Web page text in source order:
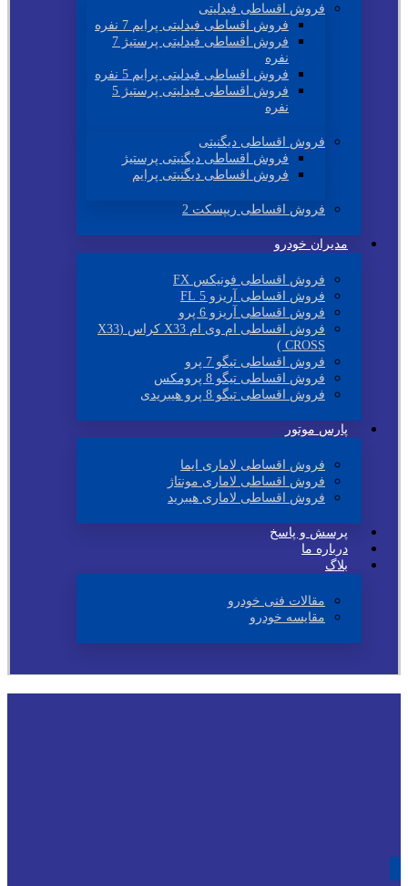
فروش اقساطی فیدلیتی
فروش اقساطی فیدلیتی پرایم 7 نفره
فروش اقساطی فیدلیتی پرستیژ 7
نفره
فروش اقساطی فیدلیتی پرایم 5 نفره
فروش اقساطی فیدلیتی پرستیژ 5
نفره
فروش اقساطی دیگنیتی
فروش اقساطی دیگنیتی پرستیژ
فروش اقساطی دیگنیتی پرایم
فروش اقساطی ریپسکت 2
مدیران خودرو
فروش اقساطی فونیکس FX
فروش اقساطی آریزو 5 FL
فروش اقساطی آریزو 6 پرو
فروش اقساطی ام وی ام X33 کراس (X33
CROSS )
فروش اقساطی تیگو 7 پرو
فروش اقساطی تیگو 8 پرومکس
فروش اقساطی تیگو 8 پرو هیبریدی
پارس موتور
فروش اقساطی لاماری ایما
فروش اقساطی لاماری مونتاژ
فروش اقساطی لاماری هیبرید
پرسش و پاسخ
درباره ما
بلاگ
مقالات فنی خودرو
مقایسه خودرو